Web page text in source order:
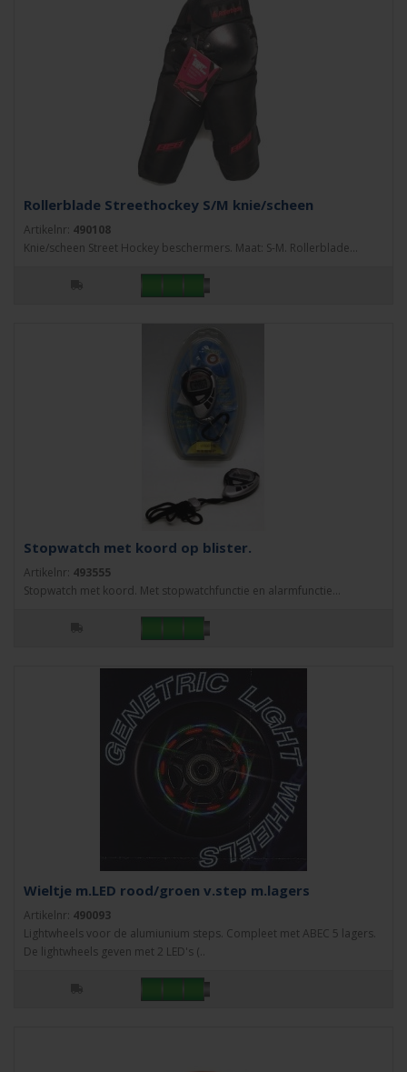
Rollerblade Streethockey S/M knie/scheen
Artikelnr: 490108
Knie/scheen Street Hockey beschermers. Maat: S-M. Rollerblade...
Stopwatch met koord op blister.
Artikelnr: 493555
Stopwatch met koord. Met stopwatchfunctie en alarmfunctie...
Wieltje m.LED rood/groen v.step m.lagers
Artikelnr: 490093
Lightwheels voor de alumiunium steps. Compleet met ABEC 5 lagers.
De lightwheels geven met 2 LED's (..